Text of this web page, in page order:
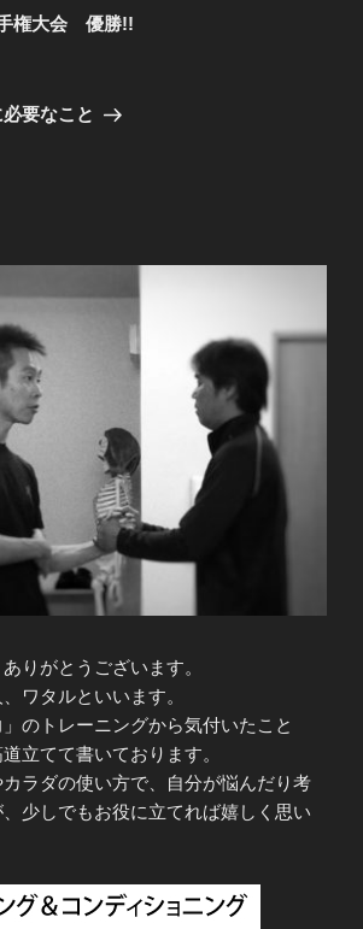
権大会 優勝!!
要なこと
りがとうございます。
ワタルといいます。
のトレーニングから気付いたこと
立てて書いております。
ラダの使い方で、自分が悩んだり考
少しでもお役に立てれば嬉しく思い